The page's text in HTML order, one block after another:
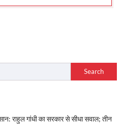
Search
राहुल गांधी का सरकार से सीधा सवाल; तीन